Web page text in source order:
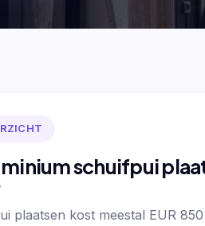
schuifpui
plaatsen kost meestal EUR